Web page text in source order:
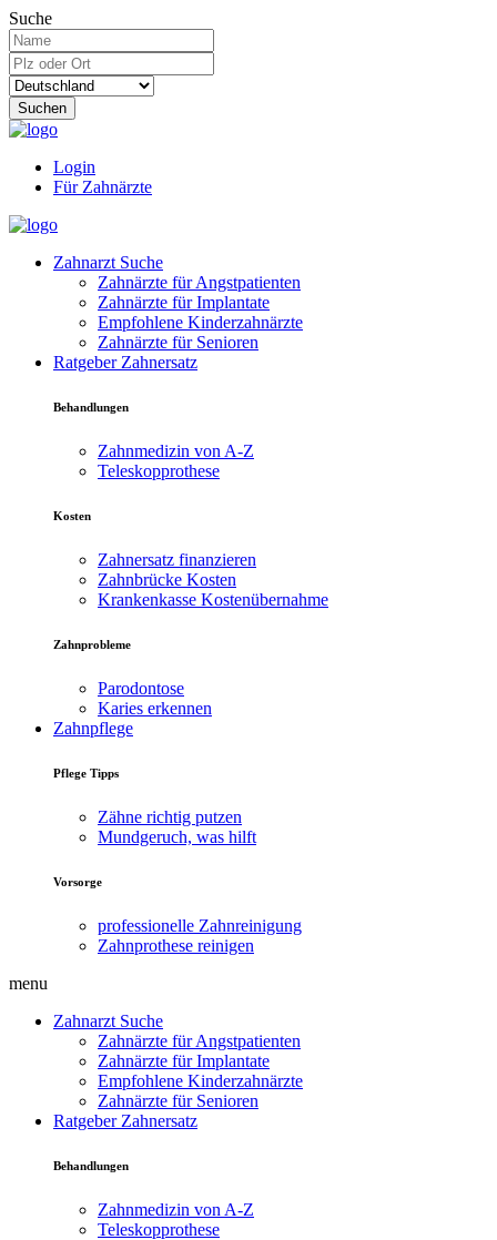
Suche
Suchen
Login
Für Zahnärzte
Zahnarzt Suche
Zahnärzte für Angstpatienten
Zahnärzte für Implantate
Empfohlene Kinderzahnärzte
Zahnärzte für Senioren
Ratgeber Zahnersatz
Behandlungen
Zahnmedizin von A-Z
Teleskopprothese
Kosten
Zahnersatz finanzieren
Zahnbrücke Kosten
Krankenkasse Kostenübernahme
Zahnprobleme
Parodontose
Karies erkennen
Zahnpflege
Pflege Tipps
Zähne richtig putzen
Mundgeruch, was hilft
Vorsorge
professionelle Zahnreinigung
Zahnprothese reinigen
menu
Zahnarzt Suche
Zahnärzte für Angstpatienten
Zahnärzte für Implantate
Empfohlene Kinderzahnärzte
Zahnärzte für Senioren
Ratgeber Zahnersatz
Behandlungen
Zahnmedizin von A-Z
Teleskopprothese